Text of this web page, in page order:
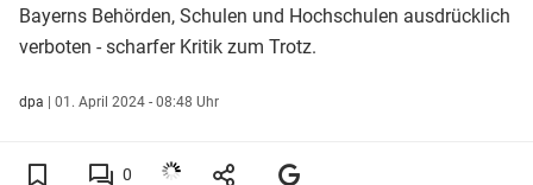
Bayerns Behörden, Schulen und Hochschulen ausdrücklich
verboten - scharfer Kritik zum Trotz.
dpa | 01. April 2024 - 08:48 Uhr
0